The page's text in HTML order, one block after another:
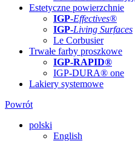
Estetyczne powierzchnie
IGP-Effectives®
IGP-Living Surfaces
Le Corbusier
Trwałe farby proszkowe
IGP-RAPID®
IGP-DURA® one
Lakiery systemowe
Powrót
polski
English